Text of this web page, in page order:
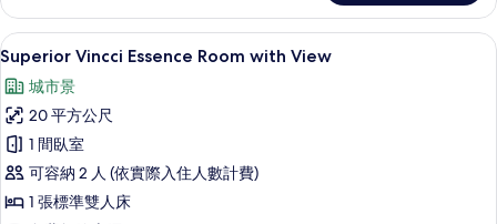
片
for
Single
Use
詳
情
顯
示
Superior
Vincci
Essence
Room
with
5
Superior Vincci Essence Room with View
城市景
20 平方公尺
1 間臥室
可容納 2 人 (依實際入住人數計費)
1 張標準雙人床